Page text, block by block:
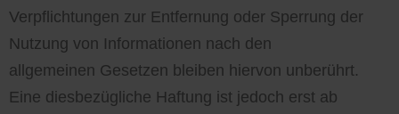
Verpflichtungen zur Entfernung oder Sperrung der
Nutzung von Informationen nach den
allgemeinen Gesetzen bleiben hiervon unberührt.
Eine diesbezügliche Haftung ist jedoch erst ab